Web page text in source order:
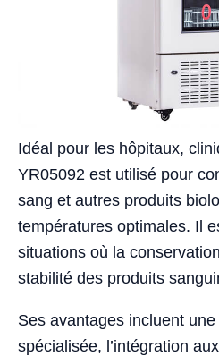
Idéal pour les hôpitaux,
YR05092 est utilisé pour
sang et autres produits
températures optimales. Il
situations où la
stabilité des produits
Ses avantages incluent
spécialisée, l’intégration